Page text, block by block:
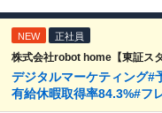
NEW 正社員
株式会社robot home【東証ス
デジタルマーケティング#
有給休暇取得率84.3%#フ